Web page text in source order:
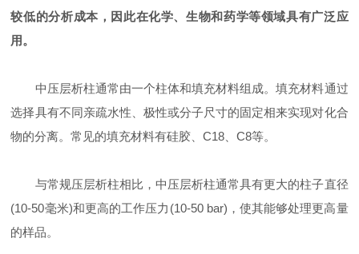
较低的分析成本，因此在化学、生物和药学等领域具有广泛应
用。
中压层析柱通常由一个柱体和填充材料组成。填充材料通过
选择具有不同亲疏水性、极性或分子尺寸的固定相来实现对化合
物的分离。常见的填充材料有硅胶、C18、C8等。
与常规压层析柱相比，中压层析柱通常具有更大的柱子直径
(10-50毫米)和更高的工作压力(10-50 bar)，使其能够处理更高量
的样品。